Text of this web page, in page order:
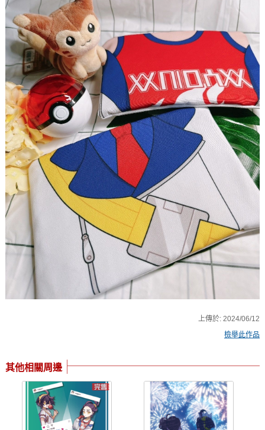
上傳於:2024/06/12
檢舉此作品
其他相關周邊